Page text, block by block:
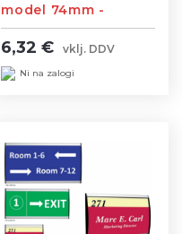
model 74mm -
Velikost napisa je
74x200 mm velikost
tablice je 90x206
6,32 € vklj. DDV
Ni na zalogi